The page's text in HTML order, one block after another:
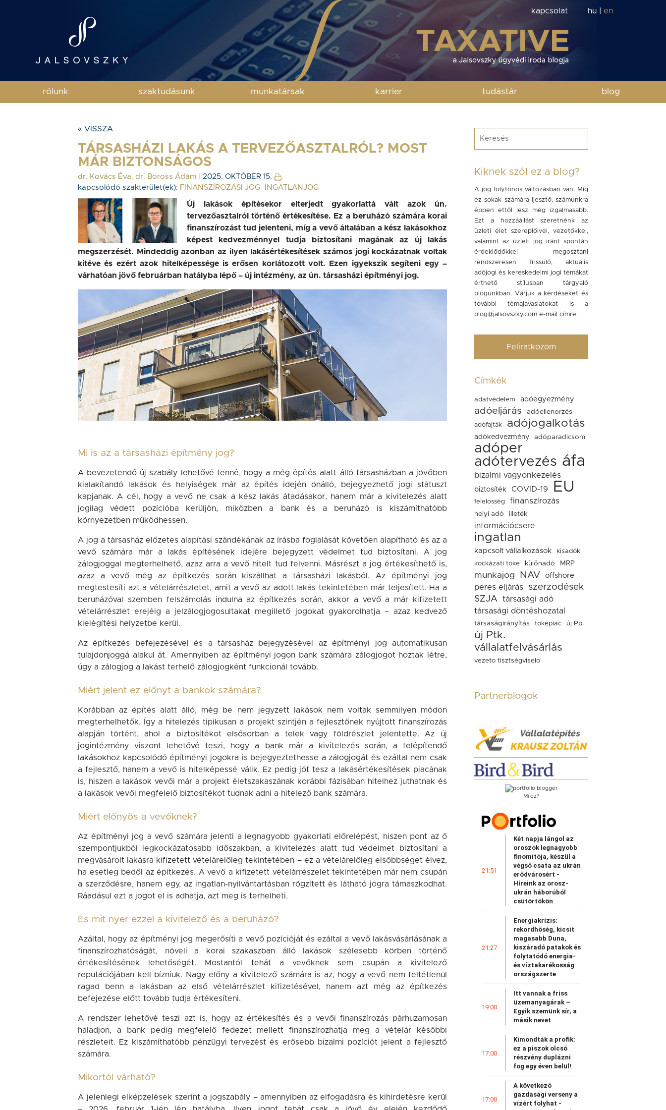
kapcsolat hu en
rólunk szaktudásunk munkatársak karrier tudástár blog
« VISSZA
TÁRSASHÁZI LAKÁS A TERVEZŐASZTALRÓL? MOST
MÁR BIZTONSÁGOS
dr. Kovács Éva, dr. Boross Ádám
2025. OKTÓBER 15.
kapcsolódó szakterület(ek): FINANSZÍROZÁSI JOG INGATLANJOG
Új lakások építésekor elterjedt gyakorlattá vált azok ún.
tervezőasztalról történő értékesítése. Ez a beruházó számára korai
finanszírozást tud jelenteni, míg a vevő általában a kész lakásokhoz
képest kedvezménnyel tudja biztosítani magának az új lakás
megszerzését. Mindeddig azonban az ilyen lakásértékesítések számos jogi kockázatnak voltak
kitéve és ezért azok hitelképessége is erősen korlátozott volt. Ezen igyekszik segíteni egy –
várhatóan jövő februárban hatályba lépő – új intézmény, az ún. társasházi építményi jog.
Mi is az a társasházi építmény jog?
A bevezetendő új szabály lehetővé tenné, hogy a még építés alatt álló társasházban a jövőben
kialakítandó lakások és helyiségek már az építés idején önálló, bejegyezhető jogi státuszt
kapjanak. A cél, hogy a vevő ne csak a kész lakás átadásakor, hanem már a kivitelezés alatt
jogilag védett pozícióba kerüljön, miközben a bank és a beruházó is kiszámíthatóbb
környezetben működhessen.
A jog a társasház előzetes alapítási szándékának az írásba foglalását követően alapítható és az a
vevő számára már a lakás építésének idejére bejegyzett védelmet tud biztosítani. A jog
zálogjoggal megterhelhető, azaz arra a vevő hitelt tud felvenni. Másrészt a jog értékesíthető is,
azaz a vevő még az építkezés során kiszállhat a társasházi lakásból. Az építményi jog
megtestesíti azt a vételárrészletet, amit a vevő az adott lakás tekintetében már teljesített. Ha a
beruházóval szemben felszámolás indulna az építkezés során, akkor a vevő a már kifizetett
vételárrészlet erejéig a jelzálogjogosultakat megillető jogokat gyakorolhatja – azaz kedvező
kielégítési helyzetbe kerül.
Az építkezés befejezésével és a társasház bejegyzésével az építményi jog automatikusan
tulajdonjoggá alakul át. Amennyiben az építményi jogon bank számára zálogjogot hoztak létre,
úgy a zálogjog a lakást terhelő zálogjogként funkcionál tovább.
Miért jelent ez előnyt a bankok számára?
Korábban az építés alatt álló, még be nem jegyzett lakások nem voltak semmilyen módon
megterhelhetők. Így a hitelezés tipikusan a projekt szintjén a fejlesztőnek nyújtott finanszírozás
alapján történt, ahol a biztosítékot elsősorban a telek vagy földrészlet jelentette. Az új
jogintézmény viszont lehetővé teszi, hogy a bank már a kivitelezés során, a felépítendő
lakásokhoz kapcsolódó építményi jogokra is bejegyeztethesse a zálogjogát és ezáltal nem csak
a fejlesztő, hanem a vevő is hitelképessé válik. Ez pedig jót tesz a lakásértékesítések piacának
is, hiszen a lakások vevői már a projekt életszakaszának korábbi fázisában hitelhez juthatnak és
a lakások vevői megfelelő biztosítékot tudnak adni a hitelező bank számára.
Miért előnyös a vevőknek?
Az építményi jog a vevő számára jelenti a legnagyobb gyakorlati előrelépést, hiszen pont az ő
szempontjukból legkockázatosabb időszakban, a kivitelezés alatt tud védelmet biztosítani a
megvásárolt lakásra kifizetett vételárelőleg tekintetében – ez a vételárelőleg elsőbbséget élvez,
ha esetleg bedől az építkezés. A vevő a kifizetett vételárrészelet tekintetében már nem csupán
a szerződésre, hanem egy, az ingatlan-nyilvántartásban rögzített és látható jogra támaszkodhat.
Ráadásul ezt a jogot el is adhatja, azt meg is terhelheti.
És mit nyer ezzel a kivitelező és a beruházó?
Azáltal, hogy az építményi jog megerősíti a vevő pozícióját és ezáltal a vevő lakásvásárlásának a
finanszírozhatóságát, növeli a korai szakaszban álló lakások szélesebb körben történő
értékesítésének lehetőségét. Mostantól tehát a vevőknek sem csupán a kivitelező
reputációjában kell bízniuk. Nagy előny a kivitelező számára is az, hogy a vevő nem feltétlenül
ragad benn a lakásban az első vételárrészlet kifizetésével, hanem azt még az építkezés
befejezése előtt tovább tudja értékesíteni.
A rendszer lehetővé teszi azt is, hogy az értékesítés és a vevői finanszírozás párhuzamosan
haladjon, a bank pedig megfelelő fedezet mellett finanszírozhatja meg a vételár későbbi
részleteit. Ez kiszámíthatóbb pénzügyi tervezést és erősebb bizalmi pozíciót jelent a fejlesztő
számára.
Mikortól várható?
A jelenlegi elképzelések szerint a jogszabály – amennyiben az elfogadásra és kihirdetésre kerül
Kiknek szól ez a blog?
A jog folytonos változásban van. Míg
ez sokak számára ijesztő, számunkra
éppen ettől lesz még izgalmasabb.
Ezt a hozzáállást szeretnénk az
üzleti élet szereplőivel, vezetőkkel,
valamint az üzleti jog iránt spontán
érdeklődőkkel megosztani
rendszeresen frissülő, aktuális
adójogi és kereskedelmi jogi témákat
érthető stílusban tárgyaló
blogunkban. Várjuk a kérdéseket és
további témajavaslatokat is a
blog@jalsovszky.com e-mail címre.
Feliratkozom
Címkék
adatvédelem adóegyezmény
adóeljárás adóellenorzés
adófajták adójogalkotás
adókedvezmény adóparadicsom
adóper
adótervezés áfa
bizalmi vagyonkezelés
biztosíték COVID-19 EU
felelosség finanszírozás
helyi adó illeték
információcsere
ingatlan
kapcsolt vállalkozások
kisadók
kockázati toke
különadó MRP
munkajog NAV offshore
peres eljárás
szerzodések
SZJA
társasági adó
társasági döntéshozatal
társaságirányítás tokepiac új Pp.
új Ptk.
vállalatfelvásárlás
vezeto tisztségviselo
Partnerblogok
Mi ez?
21:51
Két napja lángol az
oroszok legnagyobb
finomítója, készül a
végső csata az ukrán
erődvárosért -
Híreink az orosz-
ukrán háborúból
csütörtökön
21:27
Energiakrízis:
rekordhőség, kicsit
magasabb Duna,
kiszáradó patakok és
folytatódó energia-
és víztakarékosság
országszerte
19:00
Itt vannak a friss
üzemanyagárak –
Egyik szemünk sír, a
másik nevet
17:00
Kimondták a profik:
ez a piszok olcsó
részvény duplázni
fog egy éven belül!
17:00
A következő
gazdasági verseny a
vízért folyhat -